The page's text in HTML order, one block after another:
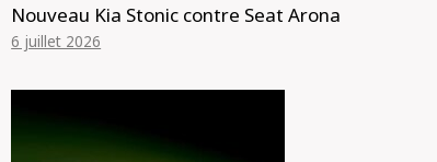
Nouveau Kia Stonic contre Seat Arona
6 juillet 2026